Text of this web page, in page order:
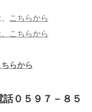
こちらから
こちらから
ちらから
０５９７－８５